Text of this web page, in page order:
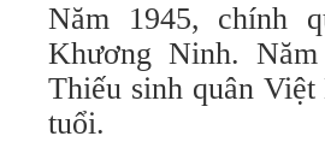
Năm 1945, chính
Khương Ninh.
Thiếu sinh quân
tuổi.